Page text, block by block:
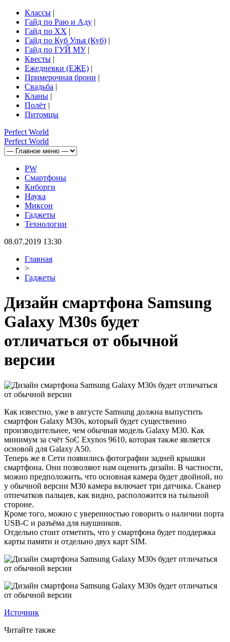
Классы |
Гайд по Раю и Аду |
Гайд по ХХ |
Гайд по Куб Улья (Куб) |
Гайд по ГУЙ МУ|
Квесты |
Ежедневки (ЕЖЕ) |
Примерочная брони |
Свадьба |
Кланы |
Полёт |
Питомцы
Perfect World
Perfect World
PW
Смартфоны
Киборги
Наука
Миксон
Гаджеты
Технологии
08.07.2019 13:30
Главная
>
Гаджеты
Дизайн смартфона Samsung
Galaxy M30s будет
отличаться от обычной
версии
Как известно, уже в августе Samsung должна выпустить
смартфон Galaxy M30s, который будет существенно
производительнее, чем обычная модель Galaxy M30. Как
минимум за счёт SoC Exynos 9610, которая также является
основой для Galaxy A50.
Теперь же в Сети появились фотографии задней крышки
смартфона. Они позволяют нам оценить дизайн. В частности,
можно предположить, что основная камера будет двойной, но
у обычной версии M30 камера включает три датчика. Сканер
отпечатков пальцев, как видно, расположится на тыльной
стороне.
Кроме того, можно с уверенностью говорить о наличии порта
USB-C и разъёма для наушников.
Отдельно стоит отметить, что у смартфона будет поддержка
карты памяти и отдельно двух карт SIM.
Источник
Читайте также